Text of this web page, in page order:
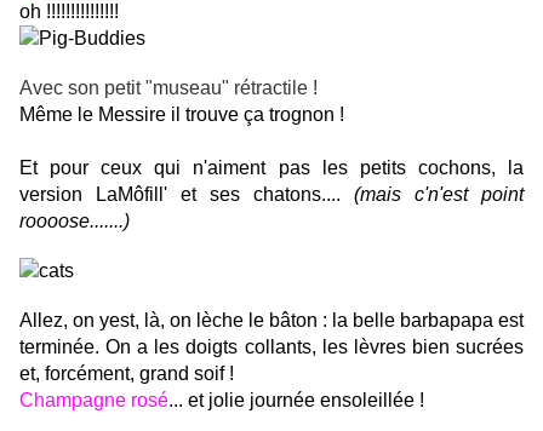
oh !!!!!!!!!!!!!!!
Avec son petit "museau" rétractile !
Même le Messire il trouve ça trognon !
Et pour ceux qui n'aiment pas les petits cochons, la
version LaMôfill' et ses chatons.... (mais c'n'est point
roooose.......)
Allez, on yest, là, on lèche le bâton : la belle barbapapa est
terminée. On a les doigts collants, les lèvres bien sucrées
et, forcément, grand soif !
Champagne rosé... et jolie journée ensoleillée !